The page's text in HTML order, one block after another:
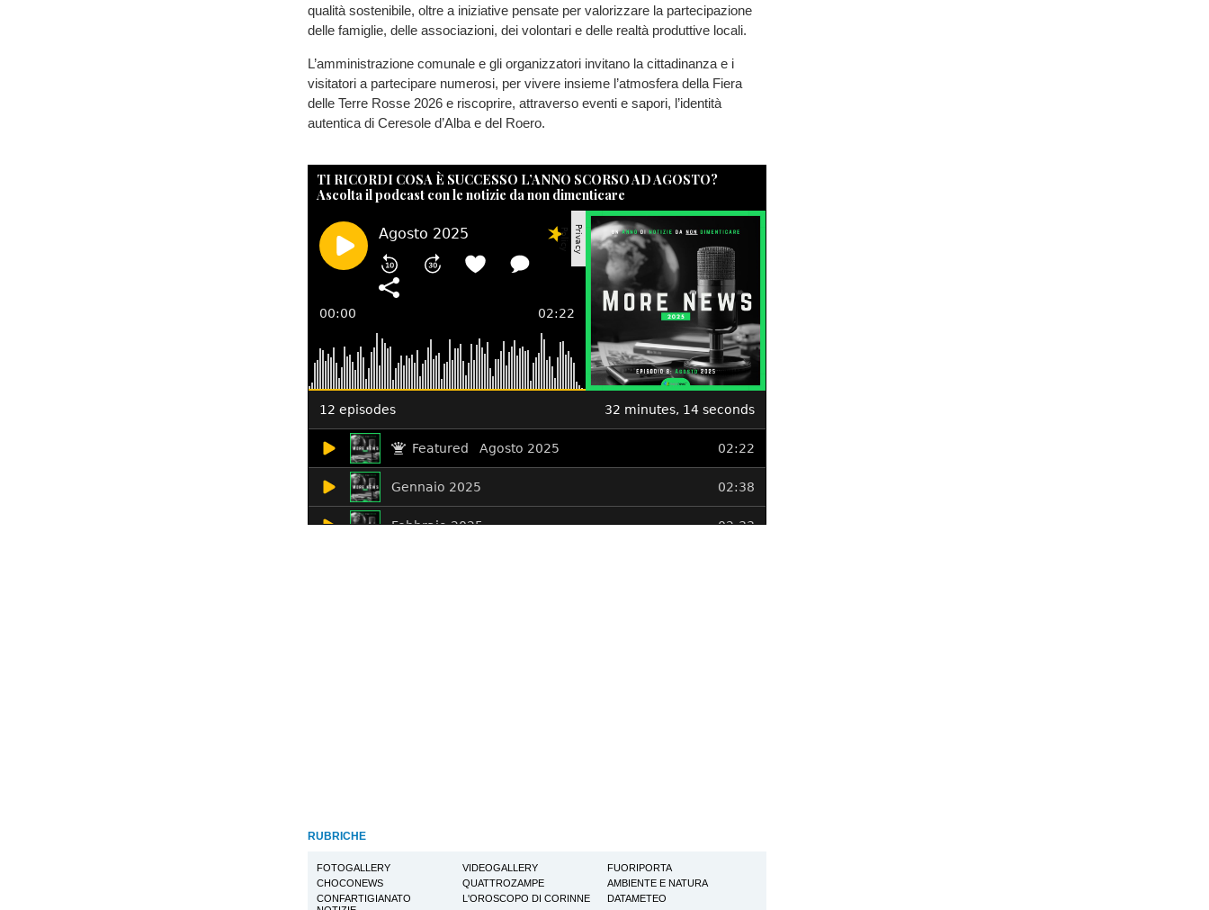
qualità sostenibile, oltre a iniziative pensate per valorizzare la partecipazione
delle famiglie, delle associazioni, dei volontari e delle realtà produttive locali.
L’amministrazione comunale e gli organizzatori invitano la cittadinanza e i
visitatori a partecipare numerosi, per vivere insieme l’atmosfera della Fiera
delle Terre Rosse 2026 e riscoprire, attraverso eventi e sapori, l’identità
autentica di Ceresole d’Alba e del Roero.
TI RICORDI COSA È SUCCESSO L’ANNO SCORSO AD AGOSTO?
Ascolta il podcast con le notizie da non dimenticare
RUBRICHE
FOTOGALLERY VIDEOGALLERY
FUORIPORTA
CHOCONEWS
QUATTROZAMPE
AMBIENTE E NATURA
CONFARTIGIANATO
L'OROSCOPO DI CORINNE
DATAMETEO